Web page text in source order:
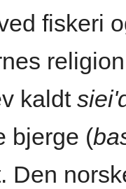
fiskeri
kaldt
bjerge (
Den